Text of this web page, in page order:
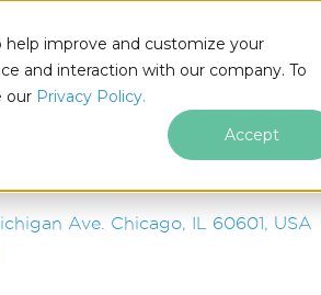
help improve and customize your
and interaction with our company. To
our Privacy Policy.
Accept
Ave. Chicago, IL 60601, USA